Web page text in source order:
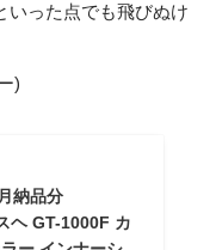
いった点でも飛びぬけ
)
納品分
ヘ GT-1000F カ